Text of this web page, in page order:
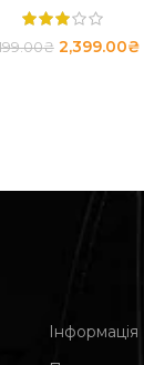
₴ 2,399.00₴
Інформація